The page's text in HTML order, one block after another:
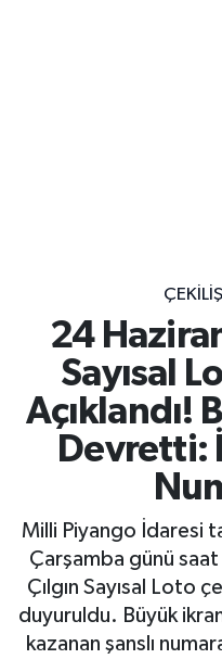
24
Sayısal
Açıklandı!
Devretti:
Milli Piyango İdaresi
Çarşamba günü
Çılgın Sayısal Loto
duyuruldu. Büyük
kazanan şanslı